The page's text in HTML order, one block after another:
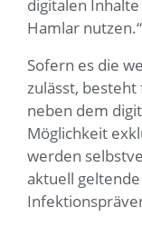
digitalen
Hamlar
Sofern es die
zulässt,
neben dem
Möglichkeit
werden
aktuell